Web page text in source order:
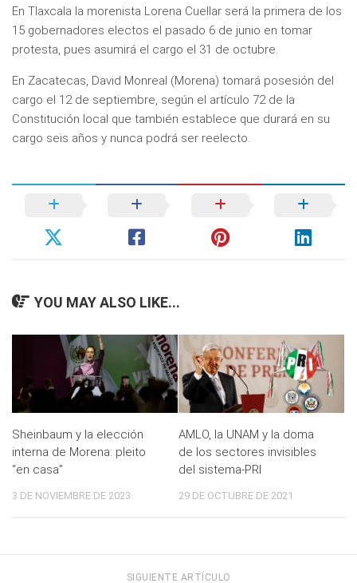
En Tlaxcala la morenista Lorena Cuellar será la primera de los
15 gobernadores electos el pasado 6 de junio en tomar
protesta, pues asumirá el cargo el 31 de octubre.
En Zacatecas, David Monreal (Morena) tomará posesión del
cargo el 12 de septiembre, según el artículo 72 de la
Constitución local que también establece que durará en su
cargo seis años y nunca podrá ser reelecto.
YOU MAY ALSO LIKE...
Sheinbaum y la elección
interna de Morena: pleito
“en casa”
3 DE NOVIEMBRE DE 2023
AMLO, la UNAM y la doma
de los sectores invisibles
del sistema-PRI
29 DE OCTUBRE DE 2021
SIGUIENTE ARTÍCULO